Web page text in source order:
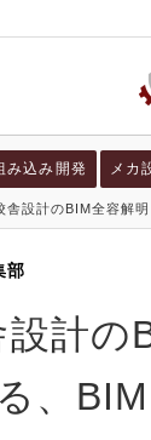
み込み開発 メカ
舎設計のBIM全容解
部
設計
、BIM